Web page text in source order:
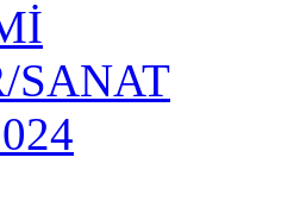
SANAT